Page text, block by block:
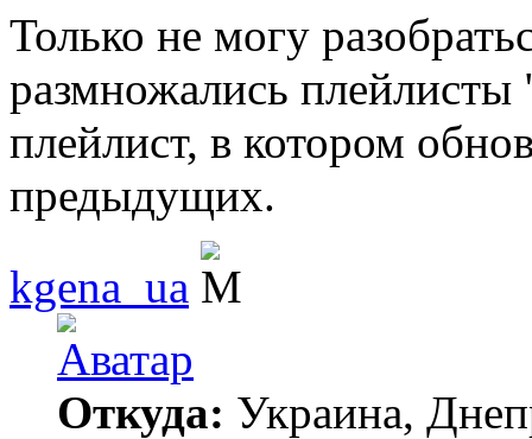
Только не могу
размножались
плейлист, в котором
предыдущих.
kgena_ua
Откуда: Украина,